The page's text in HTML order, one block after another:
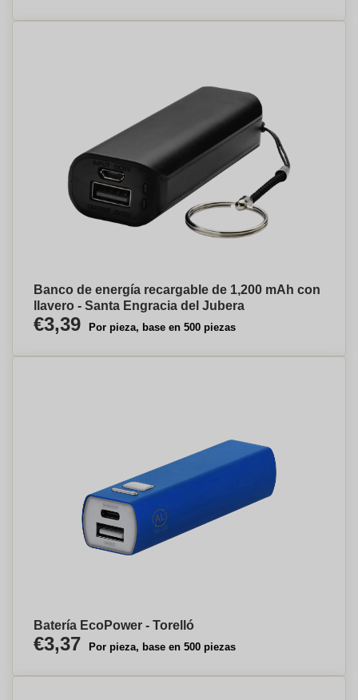
Banco de energía recargable de 1,200 mAh con
llavero - Santa Engracia del Jubera
€3,39 Por pieza, base en 500 piezas
Batería EcoPower - Torelló
€3,37 Por pieza, base en 500 piezas